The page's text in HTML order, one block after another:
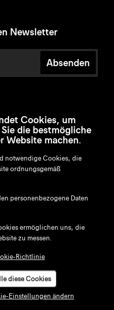
Newsletter
Absenden
Cookies, um
die bestmögliche
Website machen.
notwendige Cookies, die
ordnungsgemäß
personenbezogene Daten
ermöglichen uns, die
zu messen.
Richtlinie
diese Cookies
Einstellungen ändern